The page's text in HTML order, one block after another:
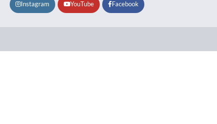
Instagram YouTube Facebook